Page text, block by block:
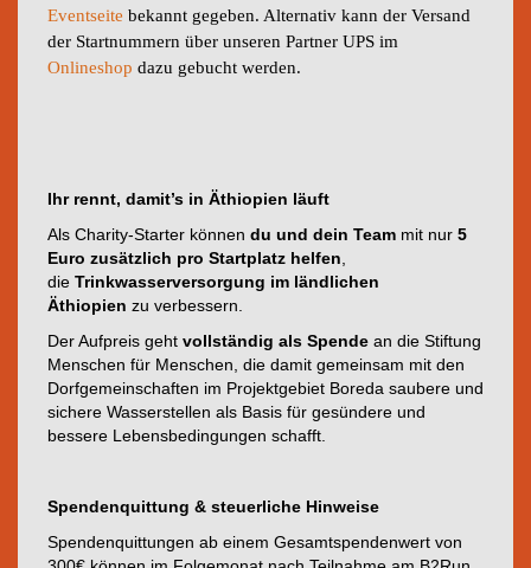
Eventseite bekannt gegeben. Alternativ kann der Versand
der Startnummern über unseren Partner UPS im
Onlineshop dazu gebucht werden.
Ihr rennt, damit’s in Äthiopien läuft
Als Charity-Starter können du und dein Team mit nur 5
Euro zusätzlich pro Startplatz helfen
die Trinkwasserversorgung im ländlichen
Äthiopien zu verbessern.
Der Aufpreis geht vollständig als Spende an die Stiftung
Menschen für Menschen, die damit gemeinsam mit den
Dorfgemeinschaften im Projektgebiet Boreda saubere und
sichere Wasserstellen als Basis für gesündere und
bessere Lebensbedingungen schafft.
Spendenquittung & steuerliche Hinweise
Spendenquittungen ab einem Gesamtspendenwert von